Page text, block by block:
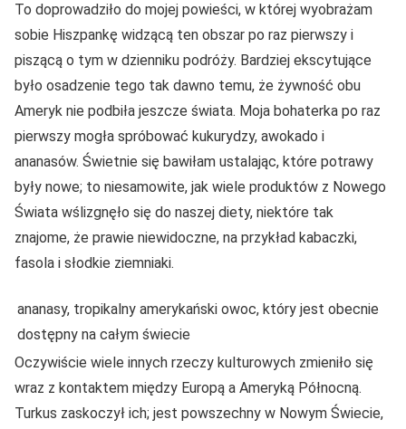
To doprowadziło do mojej powieści, w której wyobrażam
sobie Hiszpankę widzącą ten obszar po raz pierwszy i
piszącą o tym w dzienniku podróży. Bardziej ekscytujące
było osadzenie tego tak dawno temu, że żywność obu
Ameryk nie podbiła jeszcze świata. Moja bohaterka po raz
pierwszy mogła spróbować kukurydzy, awokado i
ananasów. Świetnie się bawiłam ustalając, które potrawy
były nowe; to niesamowite, jak wiele produktów z Nowego
Świata wślizgnęło się do naszej diety, niektóre tak
znajome, że prawie niewidoczne, na przykład kabaczki,
fasola i słodkie ziemniaki.
ananasy, tropikalny amerykański owoc, który jest obecnie
dostępny na całym świecie
Oczywiście wiele innych rzeczy kulturowych zmieniło się
wraz z kontaktem między Europą a Ameryką Północną.
Turkus zaskoczył ich; jest powszechny w Nowym Świecie,